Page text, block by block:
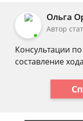
Ольга
Автор
Консультации
составление